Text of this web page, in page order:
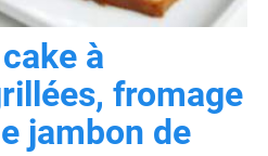
à
fromage
jambon de